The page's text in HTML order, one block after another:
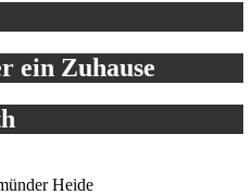
ein Zuhause
Heide